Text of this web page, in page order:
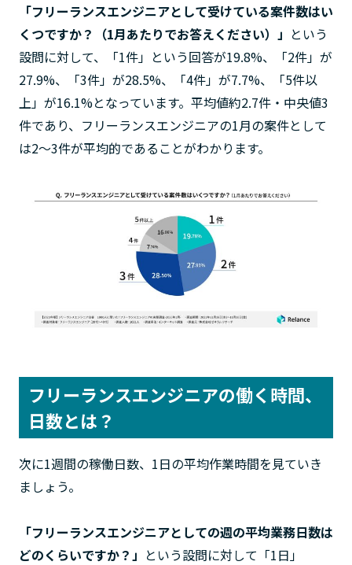
「フリーランスエンジニアとして受けている案件数はい
くつですか？（1月あたりでお答えください）」 という
設問に対して、「1件」という回答が19.8%、「2件」が
27.9%、「3件」が28.5%、「4件」が7.7%、「5件以
上」が16.1%となっています。平均値約2.7件・中央値3
件であり、フリーランスエンジニアの1月の案件として
は2〜3件が平均的であることがわかります。
フリーランスエンジニアの働く時間、
日数とは？
次に1週間の稼働日数、1日の平均作業時間を見ていき
ましょう。
「フリーランスエンジニアとしての週の平均業務日数は
どのくらいですか？」 という設問に対して「1日」